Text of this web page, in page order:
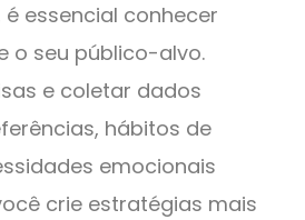
é essencial conhecer
o seu público-alvo.
e coletar dados
hábitos de
emocionais
crie estratégias mais